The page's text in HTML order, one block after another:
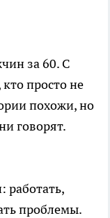
за 60. С
просто не
похожи, но
говорят.
проблемы.